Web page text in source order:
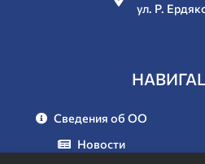
ул. Р.
Сведения об ОО
Новости